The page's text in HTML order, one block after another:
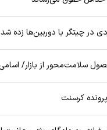
در چیتگر با دوربین‌ها زده شد
کرسنت